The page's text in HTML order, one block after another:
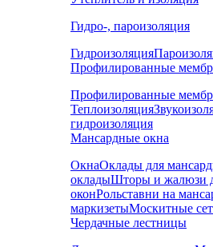
Гидро-, пароизоляция
Гидроизоляция
Профилированные
Профилированные
Теплоизоляция
гидроизоляция
Мансардные окна
ОкнаОклады для
окладыШторы и жалюзи
оконРольставни на
маркизетыМоскитные
Чердачные лестницы